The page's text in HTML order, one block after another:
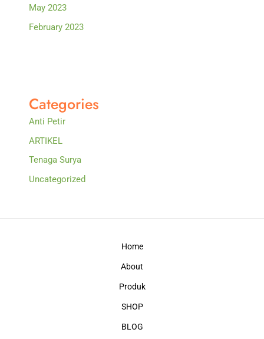
May 2023
February 2023
Categories
Anti Petir
ARTIKEL
Tenaga Surya
Uncategorized
Home
About
Produk
SHOP
BLOG